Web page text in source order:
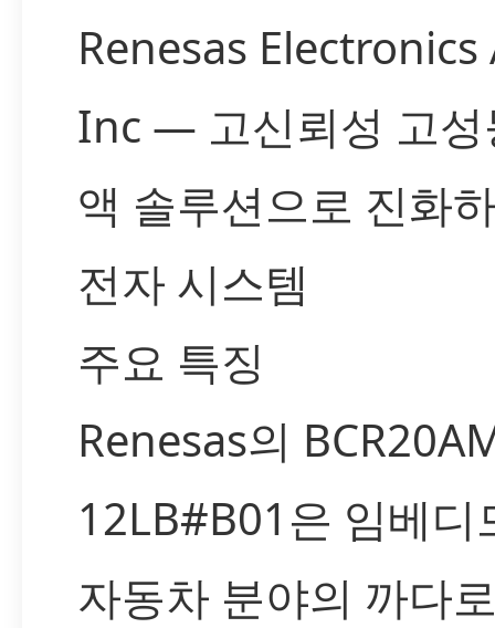
Renesas
Inc — 고신뢰성 고성
액 솔루션으로 진화
전자 시스템
주요 특징
Renesas의
12LB#B01은 임베디
자동차 분야의 까다